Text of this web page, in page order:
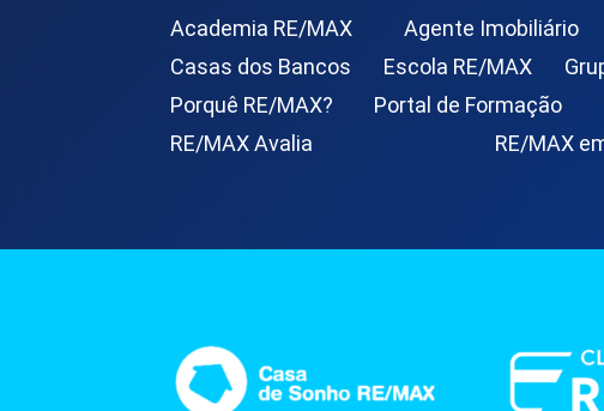
Academia RE/MAX Agente Imobiliário
Casas dos Bancos
Escola RE/MAX
Porquê RE/MAX?
Portal de Formação
RE/MAX Avalia
RE/MAX